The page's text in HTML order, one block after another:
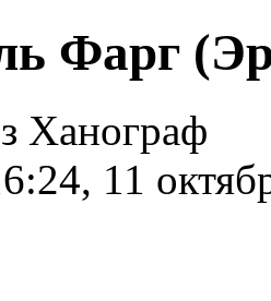
Фарг
Ханограф
11